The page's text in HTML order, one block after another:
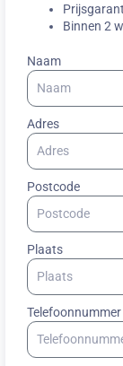
Binnen 2
Naam
Adres
Postcode
Plaats
Telefoonnummer